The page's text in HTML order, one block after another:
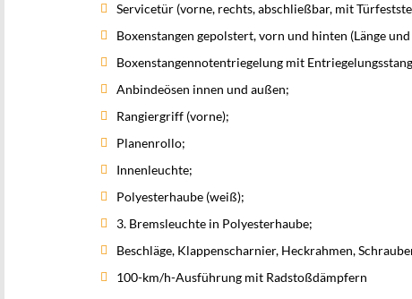
Servicetür (vorne, rechts, abschließbar, mit
Boxenstangen gepolstert, vorn und hinten (Länge
Boxenstangennotentriegelung mit
Anbindeösen innen und außen;
Rangiergriff (vorne);
Planenrollo;
Innenleuchte;
Polyesterhaube (weiß);
3. Bremsleuchte in Polyesterhaube;
Beschläge, Klappenscharnier, Heckrahmen,
100-km/h-Ausführung mit Radstoßdämpfern